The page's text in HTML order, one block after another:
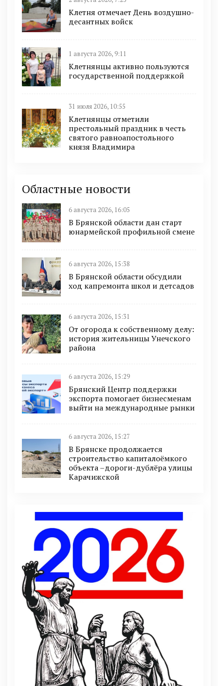
Клетня отмечает День воздушно-
десантных войск
1 августа 2026, 9:11
Клетнянцы активно пользуются
государственной поддержкой
31 июля 2026, 10:55
Клетнянцы отметили
престольный праздник в честь
святого равноапостольного
князя Владимира
Областные новости
6 августа 2026, 16:05
В Брянской области дан старт
юнармейской профильной смене
6 августа 2026, 15:38
В Брянской области обсудили
ход капремонта школ и детсадов
6 августа 2026, 15:31
От огорода к собственному делу:
история жительницы Унечского
района
6 августа 2026, 15:29
Брянский Центр поддержки
экспорта помогает бизнесменам
выйти на международные рынки
6 августа 2026, 15:27
В Брянске продолжается
строительство капиталоёмкого
объекта –дороги-дублёра улицы
Карачижской